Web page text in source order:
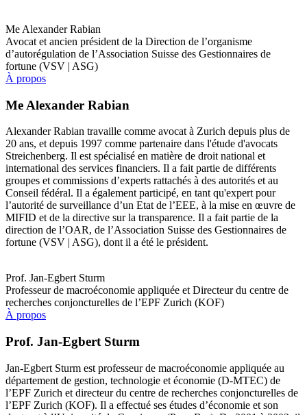
Me Alexander Rabian
Avocat et ancien président de la Direction de l’organisme
d’autorégulation de l’Association Suisse des Gestionnaires de
fortune (VSV | ASG)
À propos
Me Alexander Rabian
Alexander Rabian travaille comme avocat à Zurich depuis plus de
20 ans, et depuis 1997 comme partenaire dans l'étude d'avocats
Streichenberg. Il est spécialisé en matière de droit national et
international des services financiers. Il a fait partie de différents
groupes et commissions d’experts rattachés à des autorités et au
Conseil fédéral. Il a également participé, en tant qu'expert pour
l’autorité de surveillance d’un Etat de l’EEE, à la mise en œuvre de
MIFID et de la directive sur la transparence. Il a fait partie de la
direction de l’OAR, de l’Association Suisse des Gestionnaires de
fortune (VSV | ASG), dont il a été le président.
Prof. Jan-Egbert Sturm
Professeur de macroéconomie appliquée et Directeur du centre de
recherches conjoncturelles de l’EPF Zurich (KOF)
À propos
Prof. Jan-Egbert Sturm
Jan-Egbert Sturm est professeur de macroéconomie appliquée au
département de gestion, technologie et économie (D-MTEC) de
l’EPF Zurich et directeur du centre de recherches conjoncturelles de
l’EPF Zurich (KOF). Il a effectué ses études d’économie et son